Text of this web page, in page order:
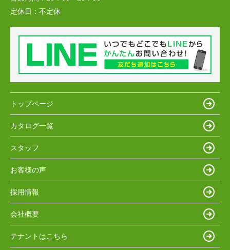
定休日： 不定休
トップページ
カタログ一覧
スタッフ
お客様の声
採用情報
会社概要
テナントはこちら